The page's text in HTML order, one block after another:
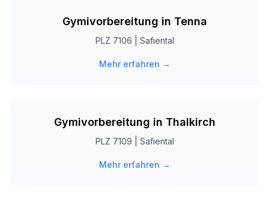
Gymivorbereitung in Tenna
PLZ 7106 Safiental
Mehr erfahren →
Gymivorbereitung in Thalkirch
PLZ 7109 Safiental
Mehr erfahren →